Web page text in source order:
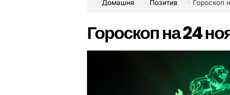
Домашня Позитив Гороскоп
Гороскоп на 24